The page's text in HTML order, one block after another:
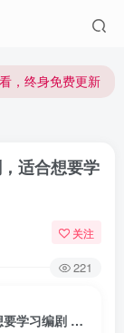
，终身免费更新
，终身免费更新
适合想要学
关注
221
《鲜见短剧工坊》主要讲解创作短剧，适合想要学习编剧 编导 导演的的朋友